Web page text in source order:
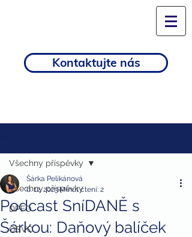
Kontaktujte nás
Všechny příspěvky
DPFO
OSVČ
Všechny příspěvky
Podcast SníDANĚ s
Šárkou: Daňový balíček
Šárka Pelikánová
6. 12. 2023Minut čtení: 2